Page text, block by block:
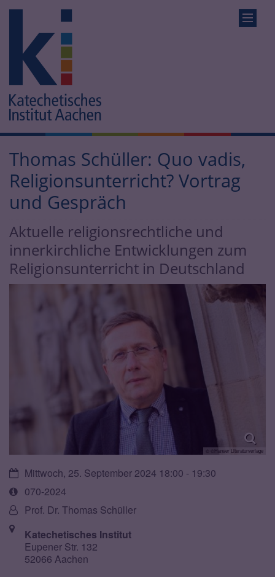
Thomas Schüller: Quo vadis,
Religionsunterricht? Vortrag
und Gespräch
Aktuelle religionsrechtliche und
innerkirchliche Entwicklungen zum
Religionsunterricht in Deutschland
© ©Hanser Literaturverlage
Datum:Mittwoch, 25. September 2024 18:00 - 19:30
Art
bzw.
Nummer:
070-2024
Von:Prof. Dr. Thomas Schüller
Ort: Katechetisches Institut
Eupener Str. 132
52066 Aachen